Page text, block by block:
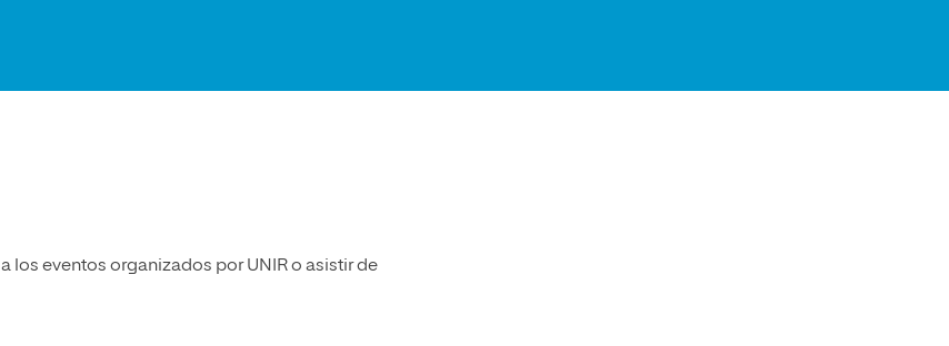
los eventos organizados por UNIR o asistir de